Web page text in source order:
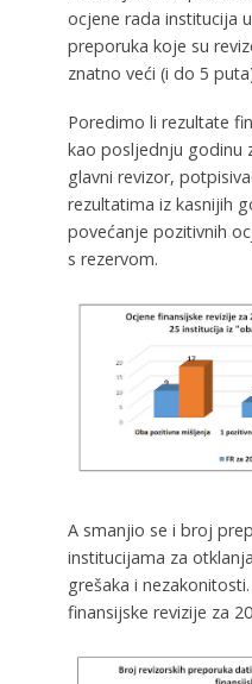
ocjene rada institucija
preporuka koje su
znatno veći (i do 5
Poredimo li rezultate
kao posljednju godinu
glavni revizor,
rezultatima iz kasnijih
povećanje pozitivnih
s rezervom.
A smanjio se i broj
institucijama za
grešaka i
finansijske revizije za